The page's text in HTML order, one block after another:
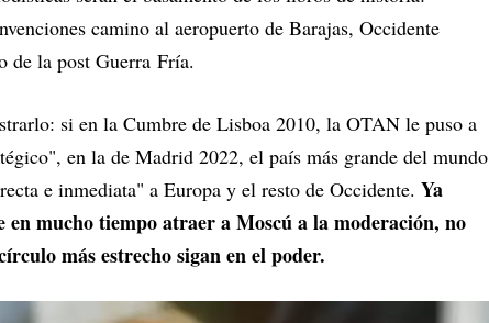
camino al aeropuerto de Barajas, Occidente
de la post Guerra Fría.
si en la Cumbre de Lisboa 2010, la OTAN le puso a
en la de Madrid 2022, el país más grande del mundo
e inmediata" a Europa y el resto de Occidente. Ya
en mucho tiempo atraer a Moscú a la moderación, no
más estrecho sigan en el poder.